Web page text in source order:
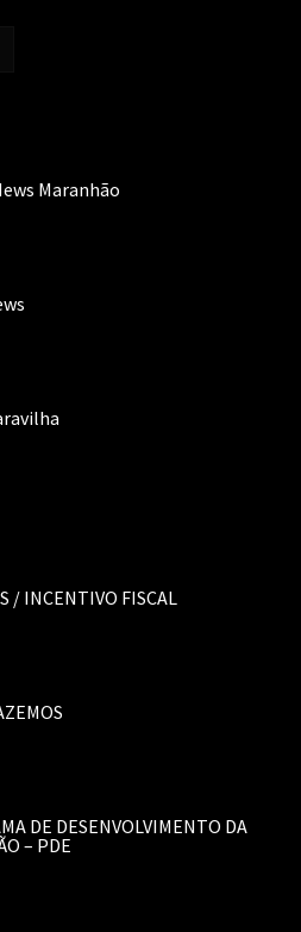
Maranhão
/ INCENTIVO FISCAL
DE DESENVOLVIMENTO DA
– PDE